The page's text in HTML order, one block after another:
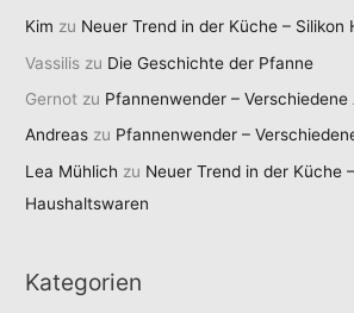
Kim zu Neuer Trend in der Küche – Silikon
Vassilis zu Die Geschichte der Pfanne
Gernot zu Pfannenwender – Verschiedene
Andreas zu Pfannenwender –
Lea Mühlich zu Neuer Trend in der Küche
Haushaltswaren
Kategorien